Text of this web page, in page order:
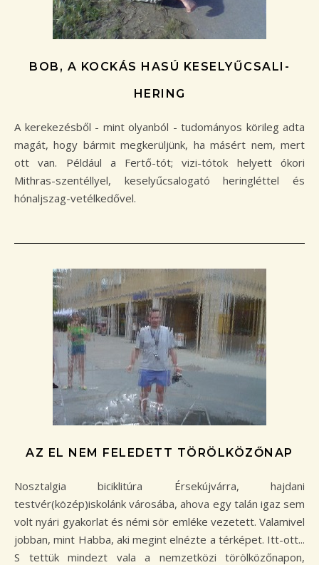
BOB, A KOCKÁS HASÚ KESELYŰCSALI-
HERING
A kerekezésből - mint olyanból - tudományos körileg adta
magát, hogy bármit megkerüljünk, ha másért nem, mert
ott van. Például a Fertő-tót; vizi-tótok helyett ókori
Mithras-szentéllyel, keselyűcsalogató heringléttel és
hónaljszag-vetélkedővel.
AZ EL NEM FELEDETT TÖRÖLKÖZŐNAP
Nosztalgia biciklitúra Érsekújvárra, hajdani
testvér(közép)iskolánk városába, ahova egy talán igaz sem
volt nyári gyakorlat és némi sör emléke vezetett. Valamivel
jobban, mint Habba, aki megint elnézte a térképet. Itt-ott...
S tettük mindezt vala a nemzetközi törölközőnapon,